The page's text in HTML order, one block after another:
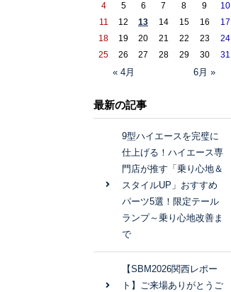
« 4月 6月 »
4
5 6 7 8 9
10
11
12 13 14 15 16
17
18
19 20 21 22 23
24
25
26 27 28 29 30 31
最新の記事
9型ハイエースを完璧に
仕上げる！ハイエース専
門店が推す「乗り心地＆
スタイルUP」おすすめ
パーツ5選！限定テール
ランプ～乗り心地改善ま
で
【SBM2026関西レポー
ト】ご来場ありがとうご